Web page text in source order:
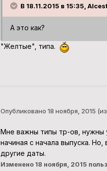
В 18.11.2015 в 15:35,
А это как?
"Желтые", типа.
Опубликовано 18 ноября, 2015
Мне важны типы тр-ов, нужны
начиная с начала выпуска.
другие даты.
Изменено 18 ноября, 2015